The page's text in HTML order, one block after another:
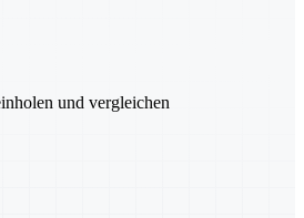
und vergleichen